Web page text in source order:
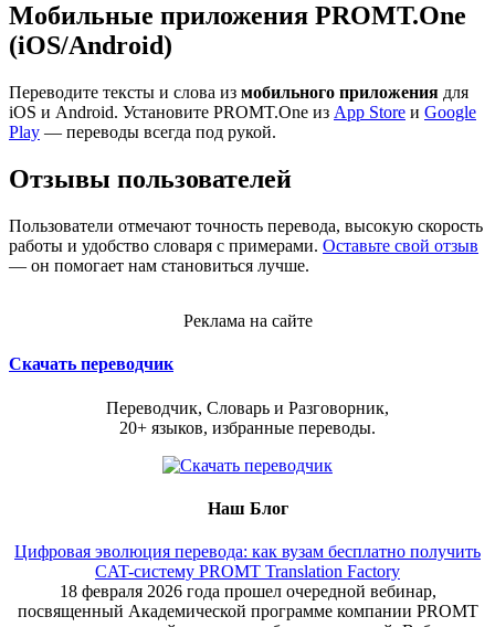
Мобильные приложения PROMT.One
(iOS/Android)
Переводите тексты и слова из мобильного приложения для
iOS и Android. Установите PROMT.One из App Store и Google
Play — переводы всегда под рукой.
Отзывы пользователей
Пользователи отмечают точность перевода, высокую скорость
работы и удобство словаря с примерами. Оставьте свой отзыв
— он помогает нам становиться лучше.
Реклама на сайте
Скачать переводчик
Переводчик, Словарь и Разговорник,
20+ языков, избранные переводы.
Наш Блог
Цифровая эволюция перевода: как вузам бесплатно получить
CAT-систему PROMT Translation Factory
18 февраля 2026 года прошел очередной вебинар,
посвященный Академической программе компании PROMT